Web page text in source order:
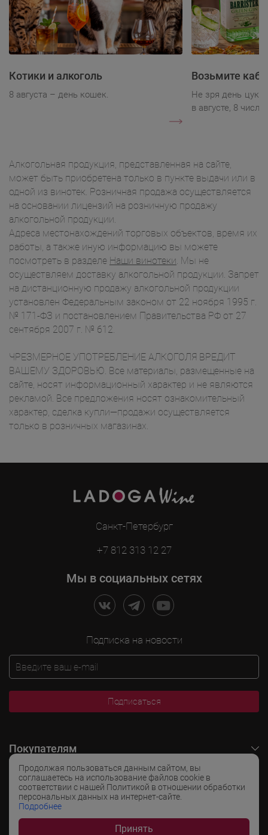
Котики и алкоголь
8 августа – день кошек.
Возьмите
Не зря день
в августе, 8 числа.
Продолжая пользоваться данным сайтом, вы
соглашаетесь на использование файлов cookie в
соответствии с нашей Политикой в отношении обработки
персональных данных на интернет-сайте.
Подробнее
Принять
Алкогольная продукция, представленная на сайте,
может быть приобретена только в пункте выдачи или в
одной из винотек. Розничная продажа осуществляется
на основании лицензий на розничную продажу
алкогольной продукции.
Адреса местонахождений торговых объектов, время их
работы, а также иную информацию вы можете
посмотреть в разделе Наши винотеки. Мы не
осуществляем доставку алкогольной продукции. Запрет
на дистанционную продажу алкогольной продукции
установлен Федеральным законом от 22 ноября 1995 г.
№ 171-ФЗ и постановлением Правительства РФ от 27
сентября 2007 г. № 612.
ЧРЕЗМЕРНОЕ УПОТРЕБЛЕНИЕ АЛКОГОЛЯ ВРЕДИТ
ВАШЕМУ ЗДОРОВЬЮ. Все материалы, размещенные на
сайте, носят информационный характер и не являются
рекламой. Все предложения носят ознакомительный
характер, сделка купли—продажи осуществляется
только в розничных магазинах.
Санкт-Петербург
+7 812 313 12 27
Мы в социальных сетях
Подписка на новости
Подписаться
Покупателям
O LADOGA Wine
Интересные разделы